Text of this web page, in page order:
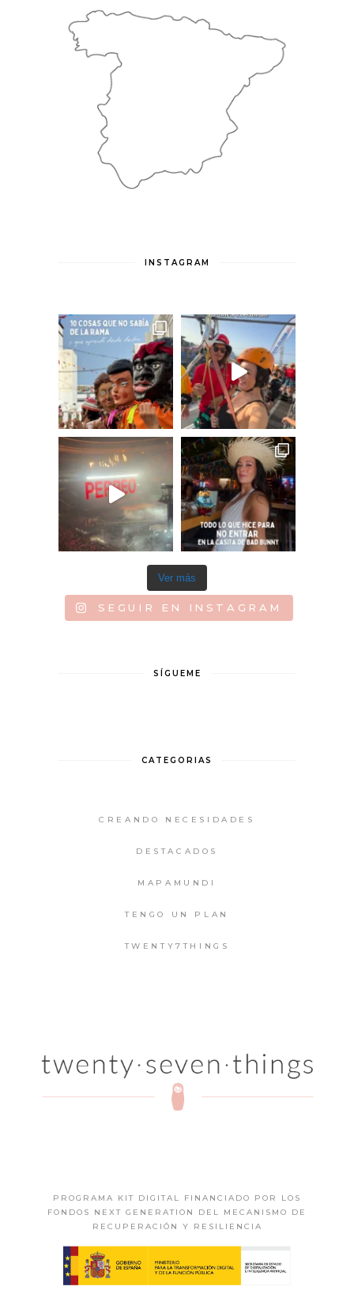
INSTAGRAM
Ver más
SEGUIR EN INSTAGRAM
SÍGUEME
CATEGORIAS
CREANDO NECESIDADES
DESTACADOS
MAPAMUNDI
TENGO UN PLAN
TWENTY7THINGS
PROGRAMA KIT DIGITAL FINANCIADO POR LOS
FONDOS NEXT GENERATION DEL MECANISMO DE
RECUPERACIÓN Y RESILIENCIA